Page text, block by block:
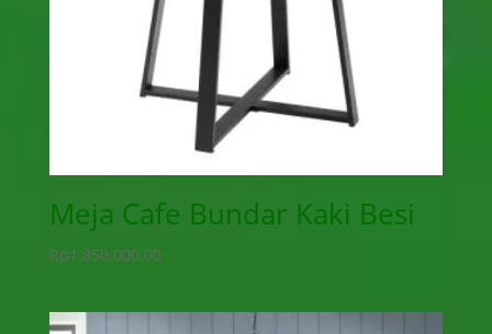
Meja Cafe Bundar Kaki Besi
Rp1,850,000.00